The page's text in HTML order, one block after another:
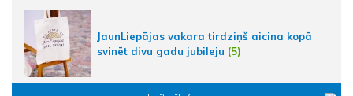
JaunLiepājas vakara tirdziņš aicina kopā
svinēt divu gadu jubileju (5)